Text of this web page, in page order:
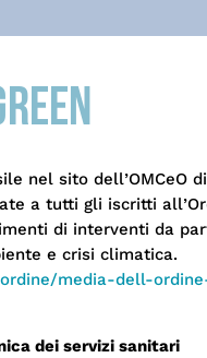
nel sito dell’OMCeO
a tutti gli iscritti
di interventi da
e crisi climatica.
media-dell-
dei servizi sanitari